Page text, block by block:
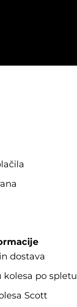
dostava
kolesa po spletu
Scott